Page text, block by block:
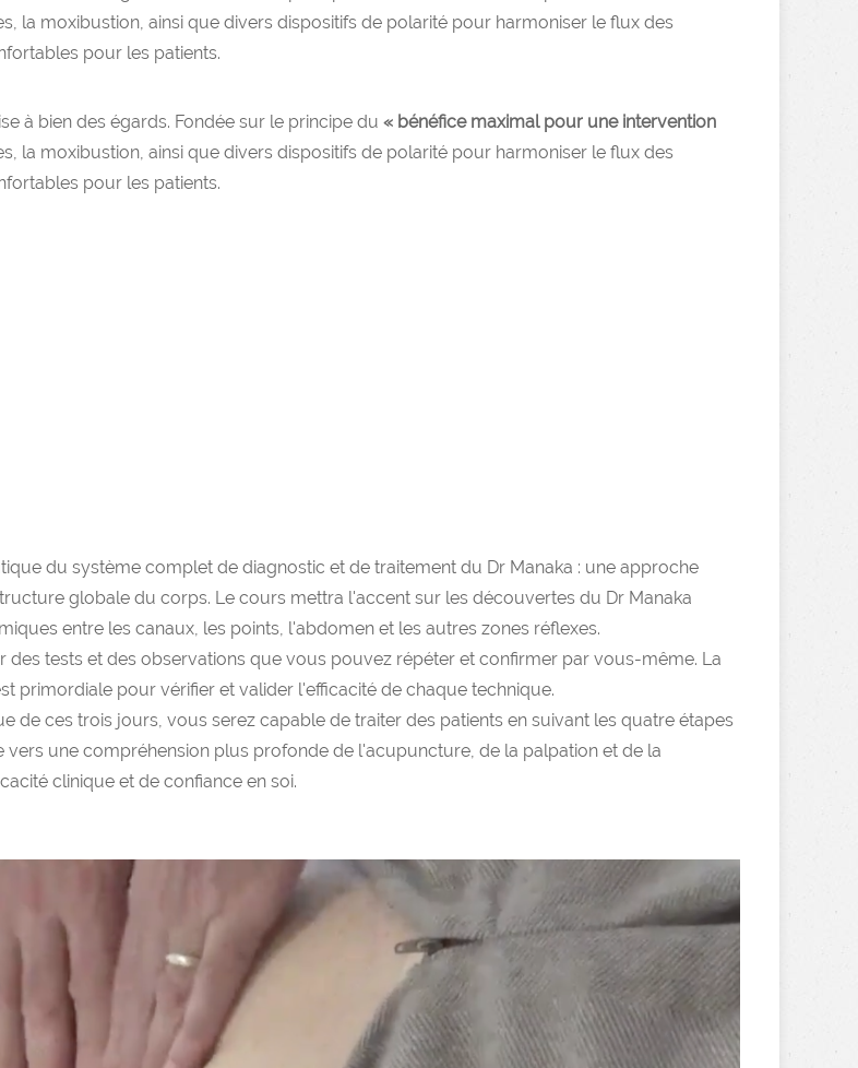
la moxibustion, ainsi que divers dispositifs de polarité pour harmoniser le flux des
pour les patients.
à bien des égards. Fondée sur le principe du « bénéfice maximal pour une intervention
la moxibustion, ainsi que divers dispositifs de polarité pour harmoniser le flux des
pour les patients.
du système complet de diagnostic et de traitement du Dr Manaka : une approche
globale du corps. Le cours mettra l'accent sur les découvertes du Dr Manaka
entre les canaux, les points, l'abdomen et les autres zones réflexes.
des tests et des observations que vous pouvez répéter et confirmer par vous-même. La
primordiale pour vérifier et valider l'efficacité de chaque technique.
de ces trois jours, vous serez capable de traiter des patients en suivant les quatre étapes
une compréhension plus profonde de l'acupuncture, de la palpation et de la
clinique et de confiance en soi.